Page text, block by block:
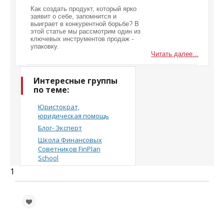
Как создать продукт, который ярко
заявит о себе, запомнится и
выиграет в конкурентной борьбе? В
этой статье мы рассмотрим один из
ключевых инструментов продаж -
упаковку.
Читать далее...
Интересные группы
по теме:
Юристократ,
юридическая помощь
Блог- Эксперт
Школа Финансовых
Советников FinPlan
School
1